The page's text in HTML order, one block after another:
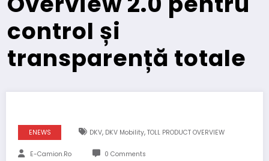
control și
transparență totale
ENEWS DKV, DKV Mobility, TOLL PRODUCT OVERVIEW
E-Camion.ro 0 Comments